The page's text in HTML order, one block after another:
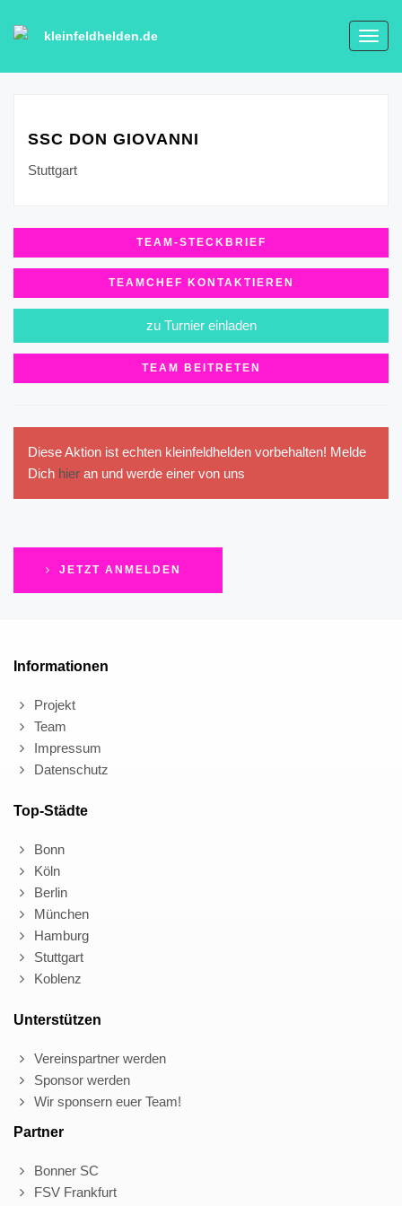
kleinfeldhelden.de
SSC DON GIOVANNI
Stuttgart
TEAM-STECKBRIEF
TEAMCHEF KONTAKTIEREN
zu Turnier einladen
TEAM BEITRETEN
Diese Aktion ist echten kleinfeldhelden vorbehalten! Melde
Dich hier an und werde einer von uns
JETZT ANMELDEN
Informationen
Projekt
Team
Impressum
Datenschutz
Top-Städte
Bonn
Köln
Berlin
München
Hamburg
Stuttgart
Koblenz
Unterstützen
Vereinspartner werden
Sponsor werden
Wir sponsern euer Team!
Partner
Bonner SC
FSV Frankfurt